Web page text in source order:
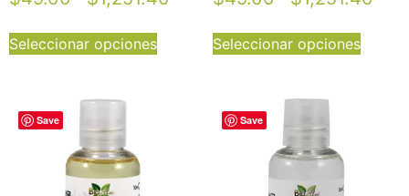
Seleccionar opciones Seleccionar opciones
Save Save